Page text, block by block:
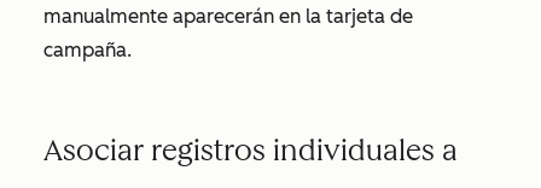
manualmente aparecerán en la tarjeta de
campaña.
Asociar registros individuales a